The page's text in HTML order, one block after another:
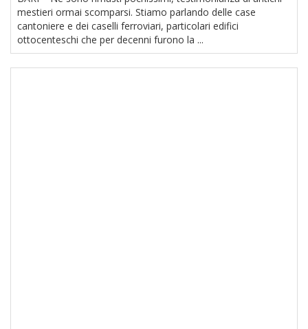
mestieri ormai scomparsi. Stiamo parlando delle case
cantoniere e dei caselli ferroviari, particolari edifici
ottocenteschi che per decenni furono la ...